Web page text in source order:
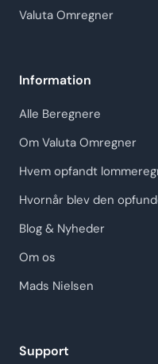
Valuta Omregner
Information
Alle Beregnere
Om Valuta Omregner
Hvem opfandt
Hvornår blev den
Blog & Nyheder
Om os
Mads Nielsen
Support